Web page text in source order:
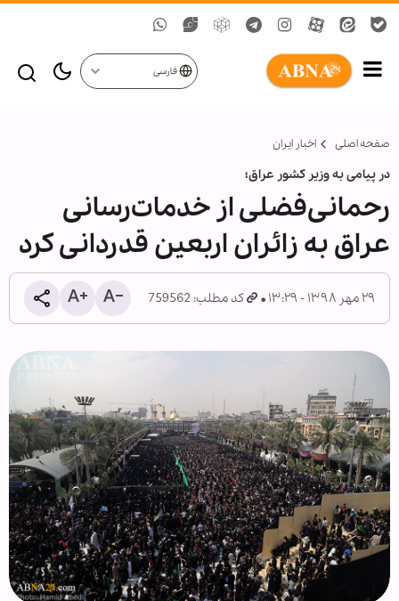
فارسی
صفحه اصلی اخبار ایران
در پیامی به وزیر کشور عراق؛
رحمانی‌فضلی از خدمات‌رسانی
عراق به زائران اربعین قدردانی کرد
۲۹ مهر ۱۳۹۸ - ۱۳:۲۹ کد مطلب: 759562